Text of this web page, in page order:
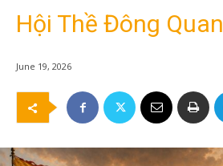
Hội Thề Đông Quan
June 19, 2026